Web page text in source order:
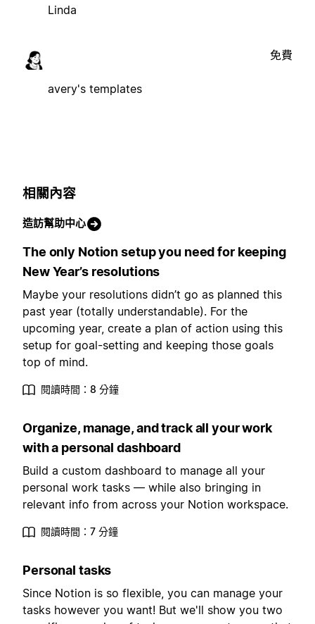
Linda
avery's templates
免費
相關內容
造訪幫助中心
The only Notion setup you need for keeping
New Year’s resolutions
Maybe your resolutions didn’t go as planned this
past year (totally understandable). For the
upcoming year, create a plan of action using this
setup for goal-setting and keeping those goals
top of mind.
閱讀時間：8 分鐘
Organize, manage, and track all your work
with a personal dashboard
Build a custom dashboard to manage all your
personal work tasks — while also bringing in
relevant info from across your Notion workspace.
閱讀時間：7 分鐘
Personal tasks
Since Notion is so flexible, you can manage your
tasks however you want! But we'll show you two